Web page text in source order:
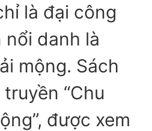
là đại công
danh là
mộng. Sách
“Chu
được xem